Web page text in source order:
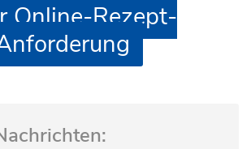
Online-Rezept-